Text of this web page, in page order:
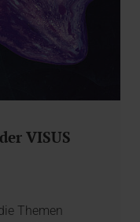
VISUS
Themen